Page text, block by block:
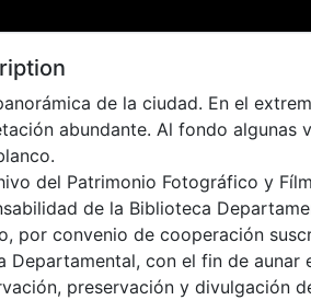
de la ciudad. En el
abundante. Al fondo algunas
del Patrimonio Fotográfico y
de la Biblioteca
por convenio de cooperación
Departamental, con el fin de aunar
preservación y divulgación